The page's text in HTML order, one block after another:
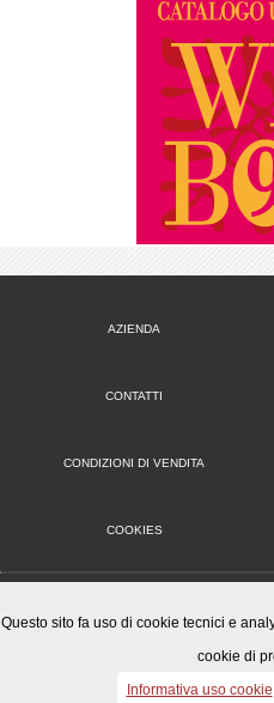
AZIENDA
CONTATTI
CONDIZIONI DI VENDITA
COOKIES
Mister
© 2014-15 Mister Wizard, tutti i diritti riservati.
questo sito sono di proprietà o concessi in
Questo sito fa uso di cookie tecnici e
cookie di
Informativa uso cookie